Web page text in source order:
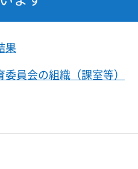
果
委員会の組織（課室等）